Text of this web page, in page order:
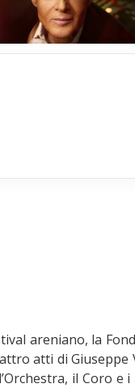
areniano, la
atti di
il Coro e